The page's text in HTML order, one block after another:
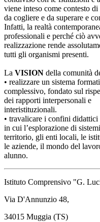
viene inteso come contesto
da cogliere e da superare e
Infatti, la realtà
professionali e perché ciò
realizzazione rende
tutti gli organismi presenti.
La VISION della comunità
• realizzare un sistema
complessivo, fondato sul
dei rapporti interpersonali e
interistituzionali.
• travalicare i confini
in cui l’esplorazione di
territorio, gli enti locali, le
le aziende, il mondo del
alunno.
Istituto Comprensivo "G.
Via D'Annunzio 48,
34015 Muggia (TS)